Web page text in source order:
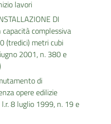
lavori
DI
capacità complessiva
(tredici) metri cubi
2001, n. 380 e
di
opere edilizie
8 luglio 1999, n. 19 e